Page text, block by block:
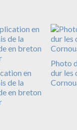
en
de la
en breton
Photo
dur les